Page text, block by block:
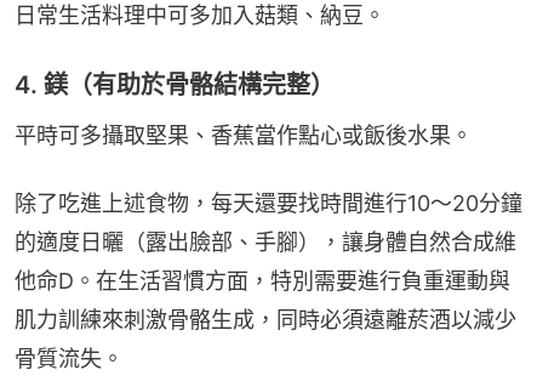
日常生活料理中可多加入菇類、納豆。
4. 鎂（有助於骨骼結構完整）
平時可多攝取堅果、香蕉當作點心或飯後水果。
除了吃進上述食物，每天還要找時間進行10～20分鐘
的適度日曬（露出臉部、手腳），讓身體自然合成維
他命D。在生活習慣方面，特別需要進行負重運動與
肌力訓練來刺激骨骼生成，同時必須遠離菸酒以減少
骨質流失。